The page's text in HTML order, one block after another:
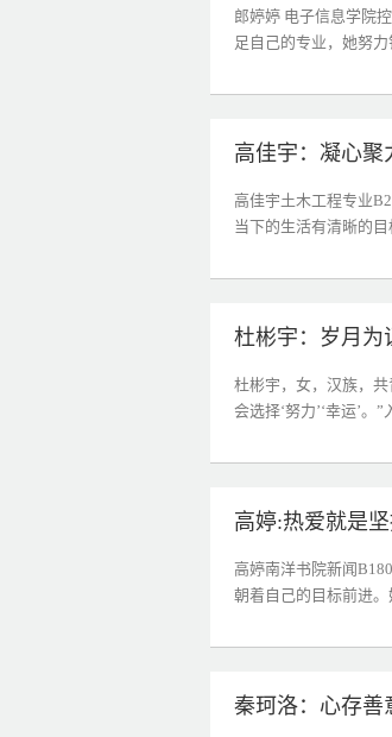
郎婷婷 电子信息学院
足自己的专业，她努
高佳宇：凝心聚
高佳宇土木工程专业
当下的生活有清晰的
杜彬宇：岁月为
杜彬宇，女，汉族，
会选择‘努力’‘幸运’。
高婷:热爱就是
高婷南洋书院新闻
朝着自己的目标前进。
秦珂洛：心存善